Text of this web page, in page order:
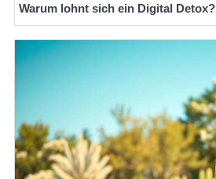
Warum lohnt sich ein Digital Detox?